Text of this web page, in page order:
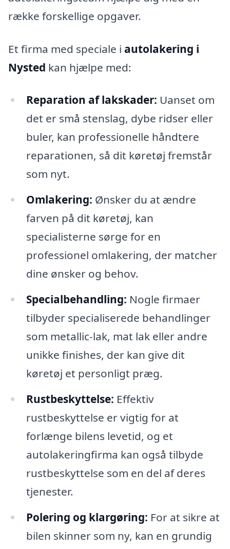
række forskellige opgaver.
Et firma med speciale i autolakering i
Nysted kan hjælpe med:
Reparation af lakskader: Uanset om
det er små stenslag, dybe ridser eller
buler, kan professionelle håndtere
reparationen, så dit køretøj fremstår
som nyt.
Omlakering: Ønsker du at ændre
farven på dit køretøj, kan
specialisterne sørge for en
professionel omlakering, der matcher
dine ønsker og behov.
Specialbehandling: Nogle firmaer
tilbyder specialiserede behandlinger
som metallic-lak, mat lak eller andre
unikke finishes, der kan give dit
køretøj et personligt præg.
Rustbeskyttelse: Effektiv
rustbeskyttelse er vigtig for at
forlænge bilens levetid, og et
autolakeringfirma kan også tilbyde
rustbeskyttelse som en del af deres
tjenester.
Polering og klargøring: For at sikre at
bilen skinner som ny, kan en grundig